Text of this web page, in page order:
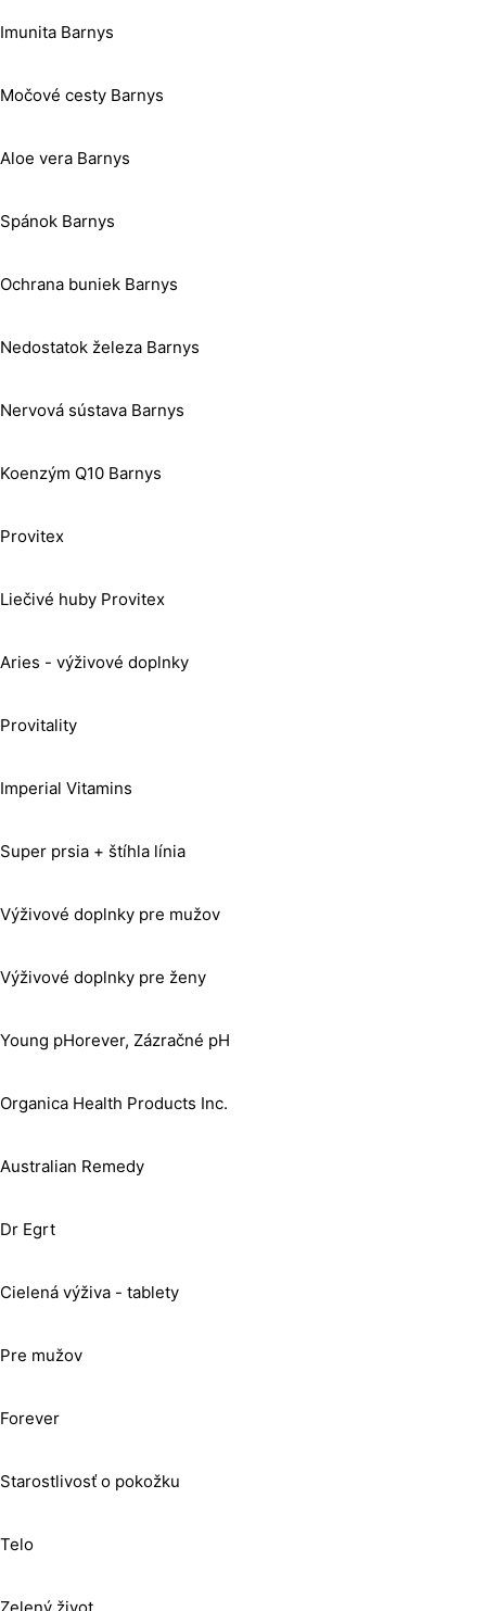
Imunita Barnys
Močové cesty Barnys
Aloe vera Barnys
Spánok Barnys
Ochrana buniek Barnys
Nedostatok železa Barnys
Nervová sústava Barnys
Koenzým Q10 Barnys
Provitex
Liečivé huby Provitex
Aries - výživové doplnky
Provitality
Imperial Vitamins
Super prsia + štíhla línia
Výživové doplnky pre mužov
Výživové doplnky pre ženy
Young pHorever, Zázračné pH
Organica Health Products Inc.
Australian Remedy
Dr Egrt
Cielená výživa - tablety
Pre mužov
Forever
Starostlivosť o pokožku
Telo
Zelený život